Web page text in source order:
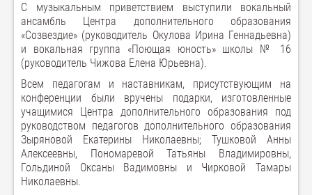
С музыкальным приветствием выступили вокальный
ансамбль Центра дополнительного образования
«Созвездие» (руководитель Окулова Ирина Геннадьевна)
и вокальная группа «Поющая юность» школы № 16
(руководитель Чижова Елена Юрьевна).
Всем педагогам и наставникам, присутствующим на
конференции были вручены подарки, изготовленные
учащимися Центра дополнительного образования под
руководством педагогов дополнительного образования
Зыряновой Екатерины Николаевны; Тушковой Анны
Алексеевны, Пономаревой Татьяны Владимировны,
Гольдиной Оксаны Вадимовны и Чирковой Тамары
Николаевны.